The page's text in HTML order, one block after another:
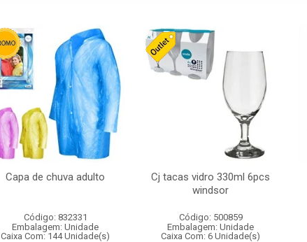
Capa de chuva adulto
Código: 832331
Embalagem: Unidade
Caixa Com: 144 Unidade(s)
Cj tacas vidro 330ml 6pcs
windsor
Código: 500859
Embalagem: Unidade
Caixa Com: 6 Unidade(s)